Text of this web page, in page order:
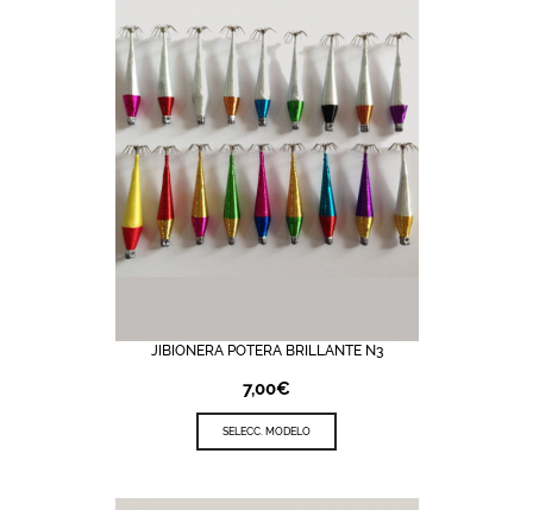
JIBIONERA POTERA BRILLANTE N3
7,00€
SELECC. MODELO